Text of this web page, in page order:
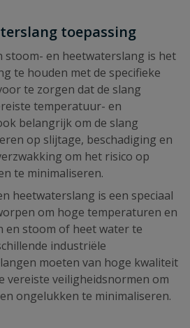
toepassing
stoom- en heetwaterslang is het
te houden met de specifieke
te zorgen dat de slang
temperatuur- en
belangrijk om de slang
op slijtage, beschadiging en
om het risico op
te minimaliseren.
heetwaterslang is een speciaal
om hoge temperaturen en
en stoom of heet water te
industriële
moeten van hoge kwaliteit
vereiste veiligheidsnormen om
ongelukken te minimaliseren.